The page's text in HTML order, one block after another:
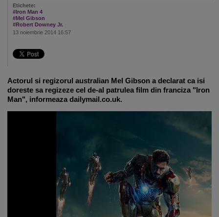
Etichete:
#Iron Man 4
#Mel Gibson
#Robert Downey Jr.
13 noiembrie 2014 16:57
Actorul si regizorul australian Mel Gibson a declarat ca isi
doreste sa regizeze cel de-al patrulea film din franciza "Iron
Man", informeaza dailymail.co.uk.